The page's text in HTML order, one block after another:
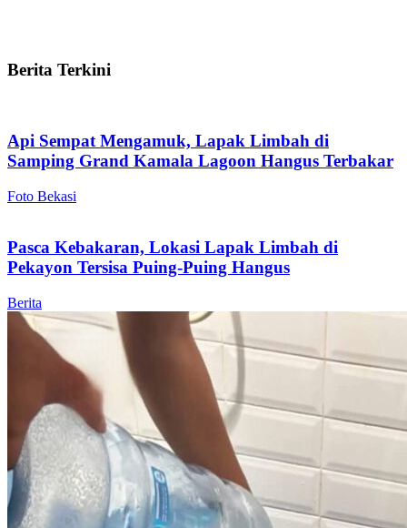
Berita Terkini
Api Sempat Mengamuk, Lapak Limbah di
Samping Grand Kamala Lagoon Hangus Terbakar
Foto Bekasi
Pasca Kebakaran, Lokasi Lapak Limbah di
Pekayon Tersisa Puing-Puing Hangus
Berita